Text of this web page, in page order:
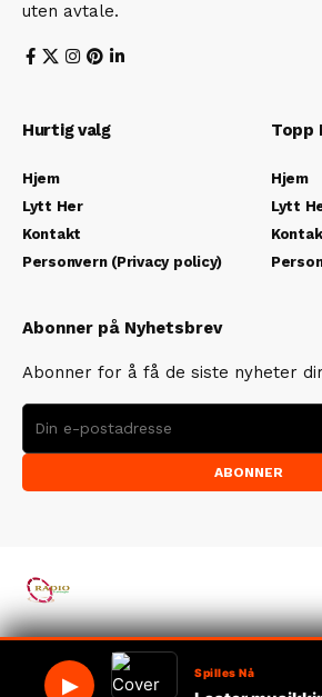
uten avtale.
Hurtig valg
Hjem
Lytt Her
Kontakt
Personvern (Privacy policy)
Topp
Hjem
Lytt
Abonner på Nyhetsbrev
Abonner for å få de siste nyheter
ABONNER
© RadioStavanger
▶
Spilles Nå